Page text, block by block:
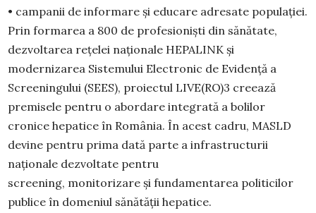
• campanii de informare și educare adresate populației.
Prin formarea a 800 de profesioniști din sănătate,
dezvoltarea rețelei naționale HEPALINK și
modernizarea Sistemului Electronic de Evidență a
Screeningului (SEES), proiectul LIVE(RO)3 creează
premisele pentru o abordare integrată a bolilor
cronice hepatice în România. În acest cadru, MASLD
devine pentru prima dată parte a infrastructurii
naționale dezvoltate pentru
screening, monitorizare și fundamentarea politicilor
publice în domeniul sănătății hepatice.